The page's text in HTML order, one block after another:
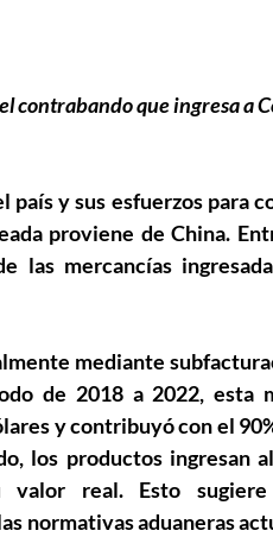
contrabando que ingresa a
país y sus esfuerzos para
proviene de China.
las mercancías
mediante
de 2018 a 2022, esta
y contribuyó con el
los productos ingresan
valor real. Esto
normativas aduaneras